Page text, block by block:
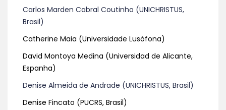
Carlos Marden Cabral Coutinho (UNICHRISTUS,
Brasil)
Catherine Maia (Universidade Lusófona)
David Montoya Medina (Universidad de Alicante,
Espanha)
Denise Almeida de Andrade (UNICHRISTUS, Brasil)
Denise Fincato (PUCRS, Brasil)